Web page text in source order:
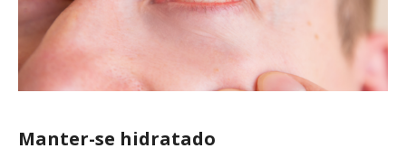
Manter-se hidratado